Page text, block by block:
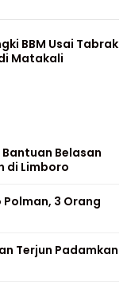
BBM Usai Tabrak
Matakali
Bantuan Belasan
di Limboro
3 Orang
Terjun Padamkan